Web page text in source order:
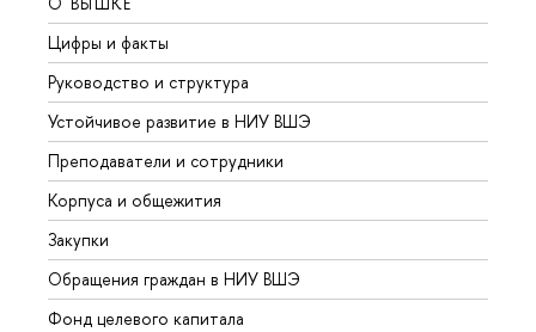
Цифры и факты
Руководство и структура
Устойчивое развитие в НИУ ВШЭ
Преподаватели и сотрудники
Корпуса и общежития
Закупки
Обращения граждан в НИУ ВШЭ
Фонд целевого капитала